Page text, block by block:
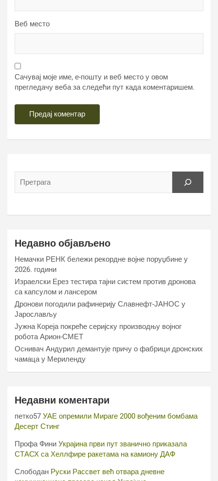
Веб место
Сачувај моје име, е-пошту и веб место у овом
прегледачу веба за следећи пут када коментаришем.
Недавно објављено
Немачки РЕНК бележи рекордне војне поруџбине у
2026. години
Израелски Ерез тестира тајни систем против дронова
са капсулом и лансером
Дронови погодили рафинерију Славнефт-ЈАНОС у
Јарослављу
Јужна Кореја покреће серијску производњу војног
робота Арион-СМЕТ
Оснивач Андурил демантује причу о фабрици дронских
чамаца у Мериленду
Недавни коментари
петко57 УАЕ опремили Мираге 2000 вођеним бомбама
Десерт Стинг
Профа Фини Украјина први пут званично приказала
СТАСХ са Хеллфире ракетама на камиону ДАФ
Слободан Руски Рассвет већ отвара дневне